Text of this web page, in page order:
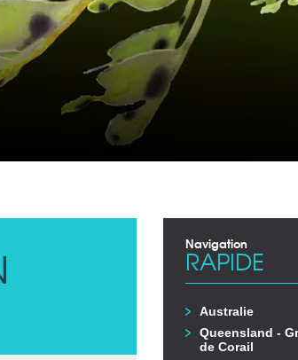
Navigation
RAPIDE
Australie
Queensland -
de Corail